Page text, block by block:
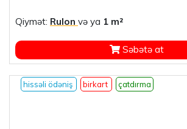
Qiymət: Rulon və ya 1 m²
Səbətə at
hissəli ödəniş birkart çatdırma